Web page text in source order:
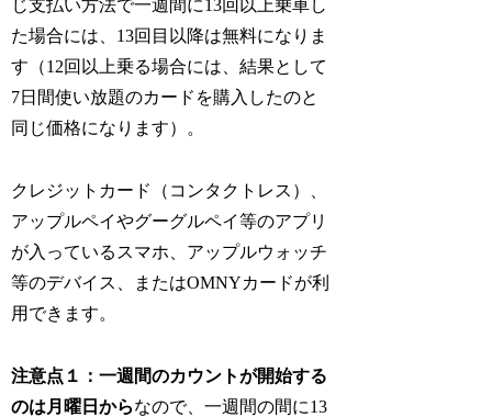
じ支払い方法で一週間に13回以上乗車し
た場合には、13回目以降は無料になりま
す（12回以上乗る場合には、結果として
7日間使い放題のカードを購入したのと
同じ価格になります）。
クレジットカード（コンタクトレス）、
アップルペイやグーグルペイ等のアプリ
が入っているスマホ、アップルウォッチ
等のデバイス、またはOMNYカードが利
用できます。
注意点１：一週間のカウントが開始する
のは月曜日からなので、一週間の間に13